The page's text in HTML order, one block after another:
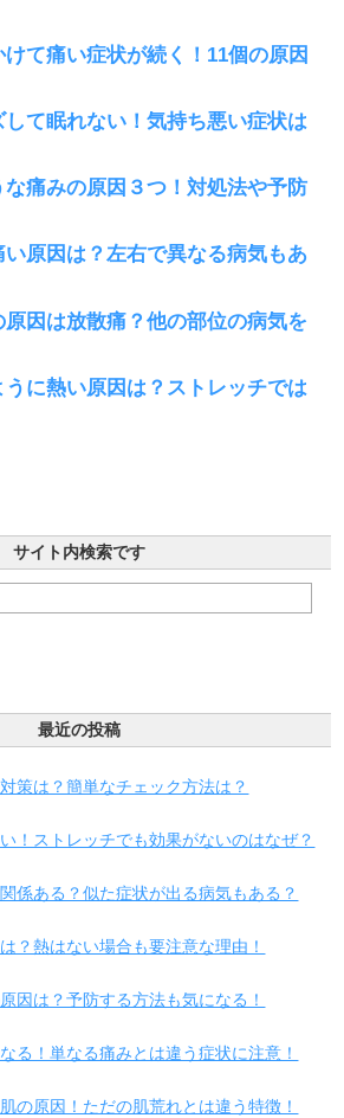
けて痛い症状が続く！11個の原因
て眠れない！気持ち悪い症状は
痛みの原因３つ！対処法や予防
い原因は？左右で異なる病気もあ
因は放散痛？他の部位の病気を
に熱い原因は？ストレッチでは
サイト内検索です
最近の投稿
策は？簡単なチェック方法は？
！ストレッチでも効果がないのはなぜ？
係ある？似た症状が出る病気もある？
？熱はない場合も要注意な理由！
因は？予防する方法も気になる！
る！単なる痛みとは違う症状に注意！
の原因！ただの肌荒れとは違う特徴！